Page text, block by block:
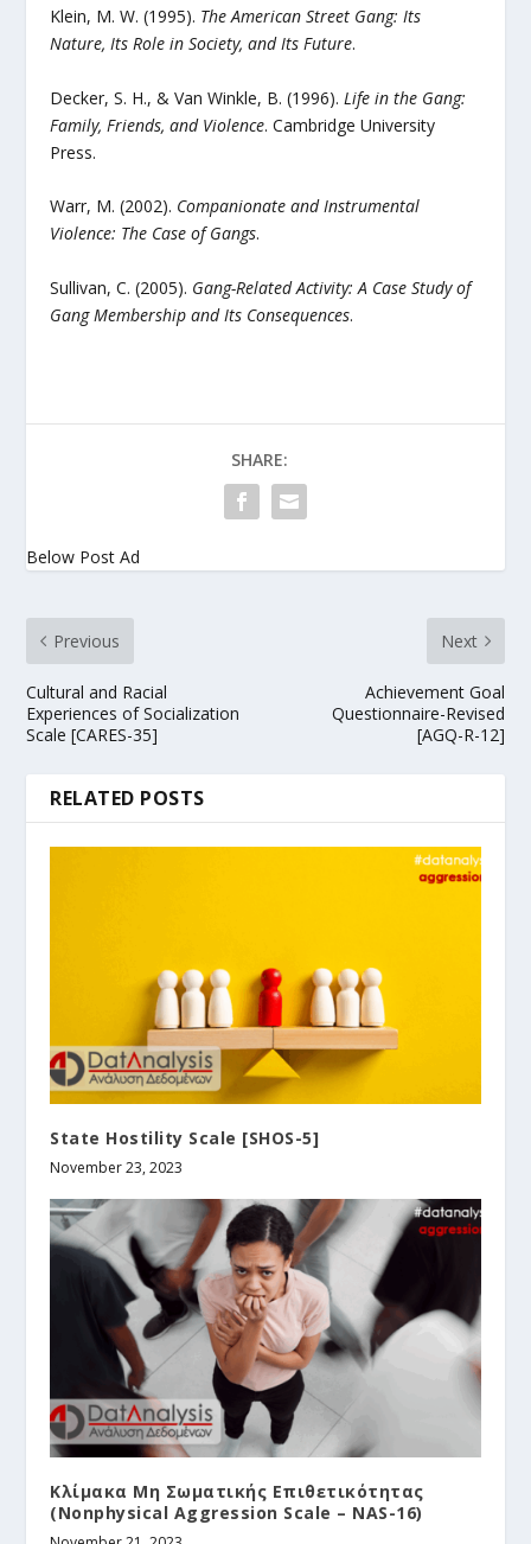
Klein, M. W. (1995). The American Street Gang: Its
Nature, Its Role in Society, and Its Future.
Decker, S. H., & Van Winkle, B. (1996). Life in the Gang:
Family, Friends, and Violence. Cambridge University
Press.
Warr, M. (2002). Companionate and Instrumental
Violence: The Case of Gangs.
Sullivan, C. (2005). Gang-Related Activity: A Case Study of
Gang Membership and Its Consequences.
SHARE:
Below Post Ad
Previous
Cultural and Racial
Experiences of Socialization
Scale [CARES-35]
Next
Achievement Goal
Questionnaire-Revised
[AGQ-R-12]
RELATED POSTS
State Hostility Scale [SHOS-5]
November 23, 2023
Κλίμακα Μη Σωματικής Επιθετικότητας
(Nonphysical Aggression Scale – NAS-16)